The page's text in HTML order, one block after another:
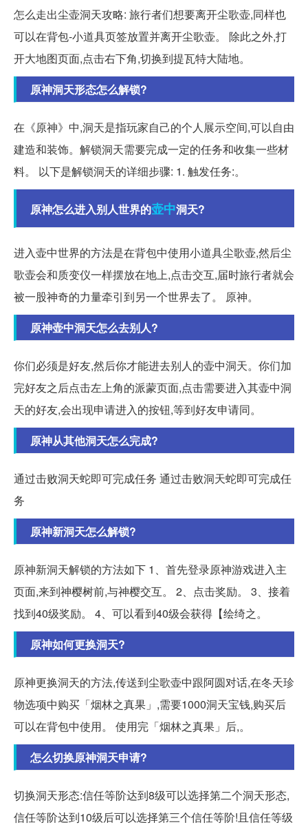
怎么走出尘壶洞天攻略: 旅行者们想要离开尘歌壶,同样也
可以在背包-小道具页签放置并离开尘歌壶。 除此之外,打
开大地图页面,点击右下角,切换到提瓦特大陆地。
原神洞天形态怎么解锁?
在《原神》中,洞天是指玩家自己的个人展示空间,可以自由
建造和装饰。解锁洞天需要完成一定的任务和收集一些材
料。 以下是解锁洞天的详细步骤: 1. 触发任务:。
原神怎么进入别人世界的壶中洞天?
进入壶中世界的方法是在背包中使用小道具尘歌壶,然后尘
歌壶会和质变仪一样摆放在地上,点击交互,届时旅行者就会
被一股神奇的力量牵引到另一个世界去了。 原神。
原神壶中洞天怎么去别人?
你们必须是好友,然后你才能进去别人的壶中洞天。你们加
完好友之后点击左上角的派蒙页面,点击需要进入其壶中洞
天的好友,会出现申请进入的按钮,等到好友申请同。
原神从其他洞天怎么完成?
通过击败洞天蛇即可完成任务 通过击败洞天蛇即可完成任
务
原神新洞天怎么解锁?
原神新洞天解锁的方法如下 1、首先登录原神游戏进入主
页面,来到神樱树前,与神樱交互。 2、点击奖励。 3、接着
找到40级奖励。 4、可以看到40级会获得【绘绮之。
原神如何更换洞天?
原神更换洞天的方法,传送到尘歌壶中跟阿圆对话,在冬天珍
物选项中购买「烟林之真果」,需要1000洞天宝钱,购买后
可以在背包中使用。 使用完「烟林之真果」后,。
怎么切换原神洞天申请?
切换洞天形态:信任等阶达到8级可以选择第二个洞天形态,
信任等阶达到10级后可以选择第三个信任等阶!且信任等级